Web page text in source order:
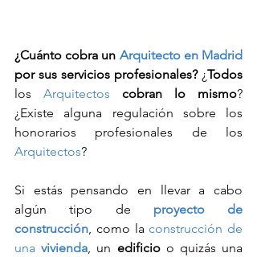
¿Cuánto cobra un Arquitecto en Madrid
por sus servicios profesionales? ¿Todos
los Arquitectos cobran lo mismo?
¿Existe alguna regulación sobre los
Arquitectos?
Si estás pensando en llevar a cabo
algún tipo de proyecto de
construcción, como la construcción de
una vivienda, un edificio